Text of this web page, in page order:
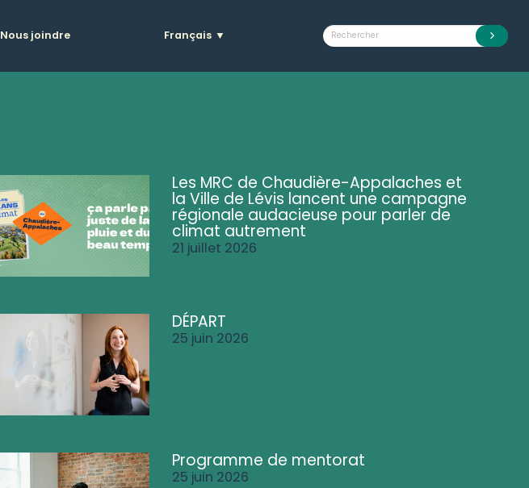
Nous joindre Français ▼
Les MRC de Chaudière-Appalaches et
la Ville de Lévis lancent une campagne
régionale audacieuse pour parler de
climat autrement
21 juillet 2026
DÉPART
25 juin 2026
Programme de mentorat
25 juin 2026